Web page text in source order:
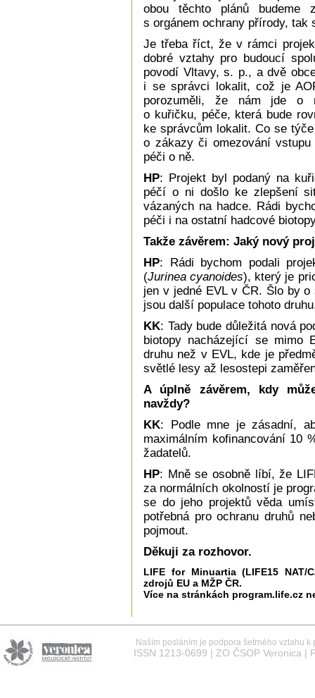
obou těchto plánů budeme
s orgánem ochrany přírody, tak
Je třeba říct, že v rámci
dobré vztahy pro budoucí
povodí Vltavy, s. p., a dvě
i se správci lokalit, což je
porozuměli, že nám jde o
o kuřičku, péče, která bude
ke správcům lokalit. Co se
o zákazy či omezování
péči o ně.
HP: Projekt byl podaný na
péčí o ni došlo ke zlepšení
vázaných na hadce. Rádi
péči i na ostatní hadcové
Takže závěrem: Jaký nový
HP: Rádi bychom podali
(Jurinea cyanoides), který je
jen v jedné EVL v ČR. Šlo by
jsou další populace tohoto
KK: Tady bude důležitá nová
biotopy nacházející se mimo
druhu než v EVL, kde je
světlé lesy až lesostepi
A úplně závěrem, kdy
navždy?
KK: Podle mne je zásadní,
maximálním kofinancování 10
žadatelů.
HP: Mně se osobně líbí, že
za normálních okolností je
se do jeho projektů věda
potřebná pro ochranu druhů
pojmout.
Děkuji za rozhovor.
LIFE for Minuartia (LIFE15 NAT/
zdrojů EU a MŽP ČR.
Více na stránkách program.life.cz
Naším posláním je podpora šetrného vztahu
ISSN 1213-0699 | ZO ČSOP Veronica |